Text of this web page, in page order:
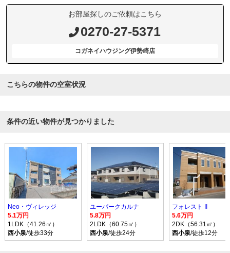
お部屋探しのご依頼はこちら
0270-27-5371
コガネイハウジング伊勢崎店
こちらの物件の空室状況
条件の近い物件が見つかりました
Neo・ヴィレッジ
5.1万円
1LDK（41.26㎡）
西小泉/徒歩33分
ユーパークカルナ
5.8万円
2LDK（60.75㎡）
西小泉/徒歩24分
フォレスト II
5.6万円
2DK（56.31㎡）
西小泉/徒歩12分